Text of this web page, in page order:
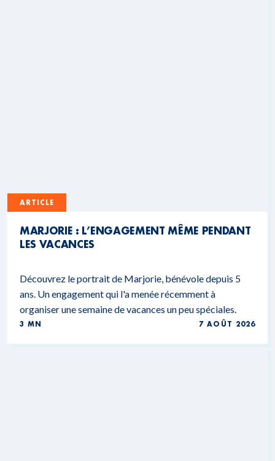
ARTICLE
MARJORIE : L’ENGAGEMENT MÊME PENDANT
LES VACANCES
Découvrez le portrait de Marjorie, bénévole depuis 5
ans. Un engagement qui l'a menée récemment à
organiser une semaine de vacances un peu spéciales.
3 MN 7 AOÛT 2026